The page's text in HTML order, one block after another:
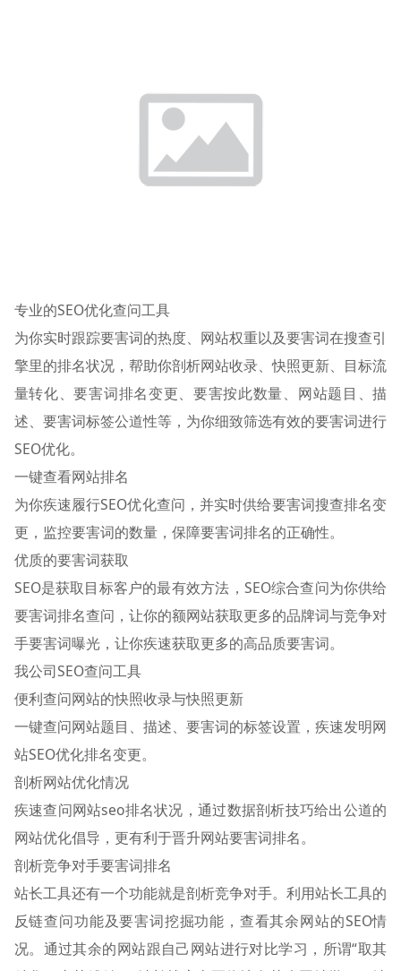
专业的SEO优化查问工具
为你实时跟踪要害词的热度、网站权重以及要害词在搜查引
擎里的排名状况，帮助你剖析网站收录、快照更新、目标流
量转化、要害词排名变更、要害按此数量、网站题目、描
述、要害词标签公道性等，为你细致筛选有效的要害词进行
SEO优化。
一键查看网站排名
为你疾速履行SEO优化查问，并实时供给要害词搜查排名变
更，监控要害词的数量，保障要害词排名的正确性。
优质的要害词获取
SEO是获取目标客户的最有效方法，SEO综合查问为你供给
要害词排名查问，让你的额网站获取更多的品牌词与竞争对
手要害词曝光，让你疾速获取更多的高品质要害词。
我公司SEO查问工具
便利查问网站的快照收录与快照更新
一键查问网站题目、描述、要害词的标签设置，疾速发明网
站SEO优化排名变更。
剖析网站优化情况
疾速查问网站seo排名状况，通过数据剖析技巧给出公道的
网站优化倡导，更有利于晋升网站要害词排名。
剖析竞争对手要害词排名
站长工具还有一个功能就是剖析竞争对手。利用站长工具的
反链查问功能及要害词挖掘功能，查看其余网站的SEO情
况。通过其余的网站跟自己网站进行对比学习，所谓“取其